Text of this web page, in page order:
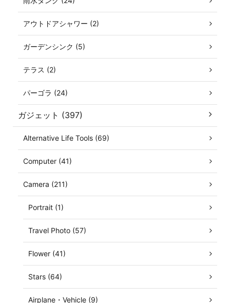
アウトドアシャワー (2)
ガーデンシンク (5)
テラス (2)
パーゴラ (24)
ガジェット (397)
Alternative Life Tools (69)
Computer (41)
Camera (211)
Portrait (1)
Travel Photo (57)
Flower (41)
Stars (64)
Airplane・Vehicle (9)